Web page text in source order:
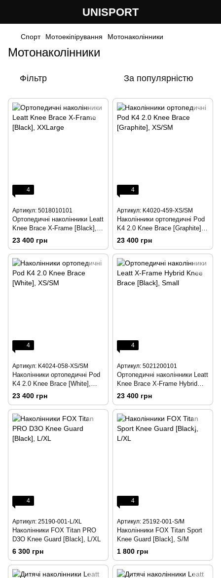
UNISPORT
Спорт Мотоекіпірування Мотонаколінники
Мотонаколінники
Фільтр За популярністю
4
Артикул: 5018010101
Ортопедичні наколінники Leatt
Knee Brace X-Frame [Black],
Small
23 400 грн
4
Артикул: K4020-459-XS/SM
Наколінники ортопедичні Pod
K4 2.0 Knee Brace [Graphite],
XS/SM
23 400 грн
4
Артикул: K4024-058-XS/SM
Наколінники ортопедичні Pod
K4 2.0 Knee Brace [White],
XS/SM
23 400 грн
4
Артикул: 5021200101
Ортопедичні наколінники Leatt
Knee Brace X-Frame Hybrid
[Black], Medium
23 400 грн
4
Артикул: 25190-001-L/XL
Наколінники FOX Titan PRO
D3O Knee Guard [Black], L/XL
6 300 грн
4
Артикул: 25192-001-S/M
Наколінники FOX Titan Sport
Knee Guard [Black], S/M
1 800 грн